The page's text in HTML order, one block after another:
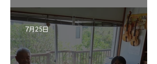
7月25日